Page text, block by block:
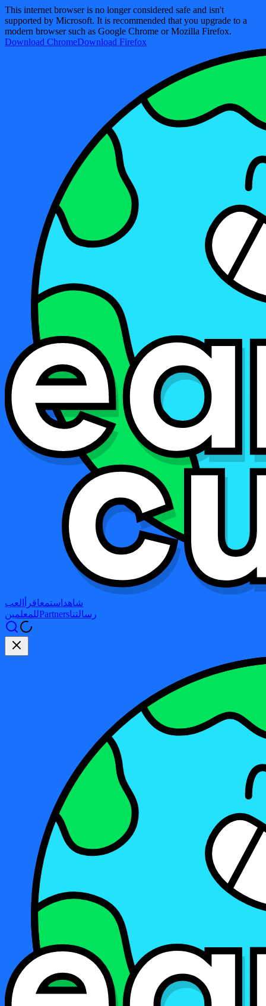
This internet browser is no longer considered safe and isn't
supported by Microsoft. It is recommended that you upgrade to a
modern browser such as Google Chrome or Mozilla Firefox.
Download ChromeDownload Firefox
شاهد استمعاقرأ
العب
للمعلمينPartnersرسالتنا